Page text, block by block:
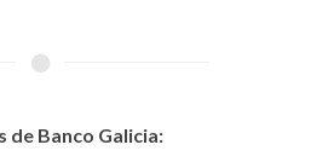
Banco Galicia: